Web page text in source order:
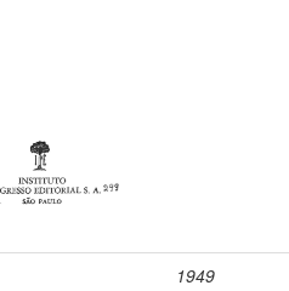
1949